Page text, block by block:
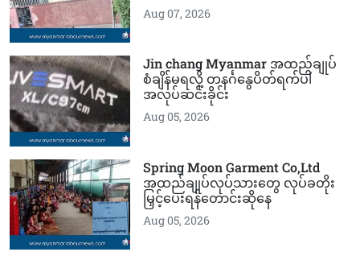
Aug 07, 2026
Jin chang Myanmar အထည်ချုပ်
စံချိန်မရလို့ တနင်္ဂနွေပိတ်ရက်ပါ
အလုပ်ဆင်းခိုင်း
Aug 05, 2026
Spring Moon Garment Co,Ltd
အထည်ချုပ်လုပ်သားတွေ လုပ်ခတိုး
မြှင့်ပေးရန်တောင်းဆိုနေ
Aug 05, 2026